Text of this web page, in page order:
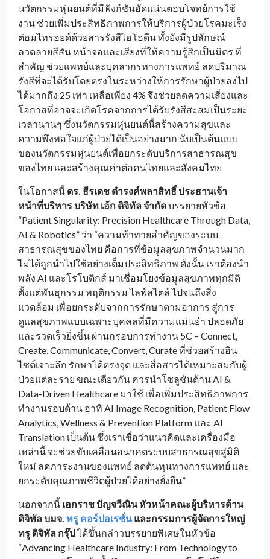
นวัตกรรมหุ่นยนต์ที่มีฟังก์ชันอัดแน่นตอบโจทย์การใช้
งาน ช่วยเพิ่มประสิทธิภาพการให้บริการผู้ป่วยโรคมะเร็ง
ต่อมไทรอยด์ด้วยสารรังสีไอโอดีน ทั้งยังมีรูปลักษณ์
ลวดลายสีสัน หน้าจอและเสียงที่ให้ความรู้สึกเป็นมิตร ที่
สำคัญ ช่วยแพทย์และบุคลากรทางการแพทย์ ลดปริมาณ
รังสีที่จะได้รับโดยตรงในระหว่างให้การรักษาผู้ป่วยลงไป
ได้มากถึง 25 เท่า เหลือเพียง 4% จึงช่วยลดความเสี่ยงและ
โอกาสที่อาจจะเกิดโรคจากการได้รับรังสีสะสมเป็นระยะ
เวลานานๆ ซึ่งนวัตกรรมหุ่นยนต์นี้สร้างความสุขและ
ความพึงพอใจแก่ผู้ป่วยได้เป็นอย่างมาก นับเป็นต้นแบบ
ของนวัตกรรมหุ่นยนต์เพื่อยกระดับบริการสาธารณสุข
ของไทย และสร้างคุณค่าต่อคนไทยและสังคมไทย
ในโอกาสนี้ ดร. ธีรเดช ดำรงค์พลาสิทธิ์ ประธานเจ้า
หน้าที่บริหาร บริษัท เอ้ก ดิจิทัล จำกัดบรรยายหัวข้อ
“Patient Singularity: Precision Healthcare Through Data,
AI & Robotics” ว่า “ความท้าทายสำคัญของระบบ
สาธารณสุขของไทย คือการที่ข้อมูลสุขภาพจำนวนมาก
ไม่ได้ถูกนำไปใช้อย่างเต็มประสิทธิภาพ ดังนั้น เราต้องนำ
พลัง AI และโรโบติกส์ มาเชื่อมโยงข้อมูลสุขภาพทุกมิติ
ตั้งแต่พันธุกรรม พฤติกรรม ไลฟ์สไตล์ ไปจนถึงสิ่ง
แวดล้อม เพื่อยกระดับจากการรักษาตามอาการ สู่การ
ดูแลสุขภาพแบบเฉพาะบุคคลที่มีความแม่นยำ ปลอดภัย
และรวดเร็วยิ่งขึ้น ผ่านกรอบการทำงาน 5C – Connect,
Create, Communicate, Convert, Curate ที่ช่วยสร้างอิน
ไซต์เจาะลึก รักษาได้ตรงจุด และสื่อสารได้เหมาะสมกับผู้
ป่วยแต่ละราย ขณะเดียวกัน ควรนำโซลูชันด้าน AI &
Data-Driven Healthcare มาใช้ เพื่อเพิ่มประสิทธิภาพการ
ทำงานรอบด้าน อาทิ AI Image Recognition, Patient Flow
Analytics, Wellness & Prevention Platform และ AI
Translation เป็นต้น ซึ่งเราเชื่อว่าแนวคิดและเครื่องมือ
เหล่านี้ จะช่วยขับเคลื่อนอนาคตระบบสาธารณสุขสู่มิติ
ใหม่ ลดภาระงานของแพทย์ ลดต้นทุนทางการแพทย์ และ
ยกระดับคุณภาพชีวิตผู้ป่วยได้อย่างยั่งยืน”
นอกจากนี้ เอกราช ปัญจวีณิน หัวหน้าคณะผู้บริหารด้าน
ดิจิทัล บมจ. ทรู คอร์ปอเรชั่นและกรรมการผู้จัดการใหญ่
ทรู ดิจิทัล กรุ๊ปได้ขึ้นกล่าวบรรยายพิเศษในหัวข้อ
“Advancing Healthcare Industry: From Technology to